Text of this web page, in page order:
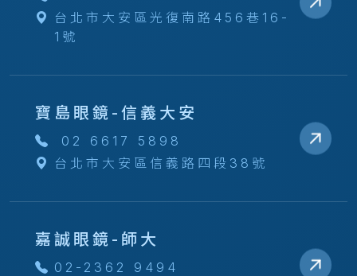
台北市大安區光復南路456巷16-
1號
寶島眼鏡-信義大安
02 6617 5898
台北市大安區信義路四段38號
嘉誠眼鏡-師大
02-2362 9494